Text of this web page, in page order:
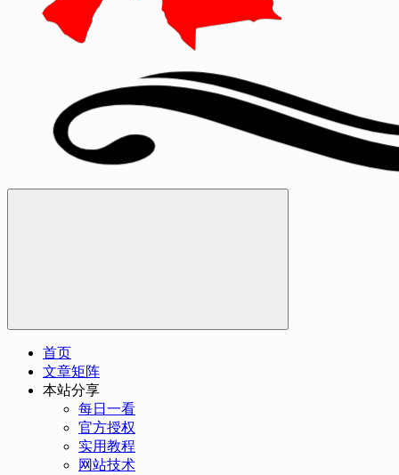
首页
文章矩阵
本站分享
每日一看
官方授权
实用教程
网站技术